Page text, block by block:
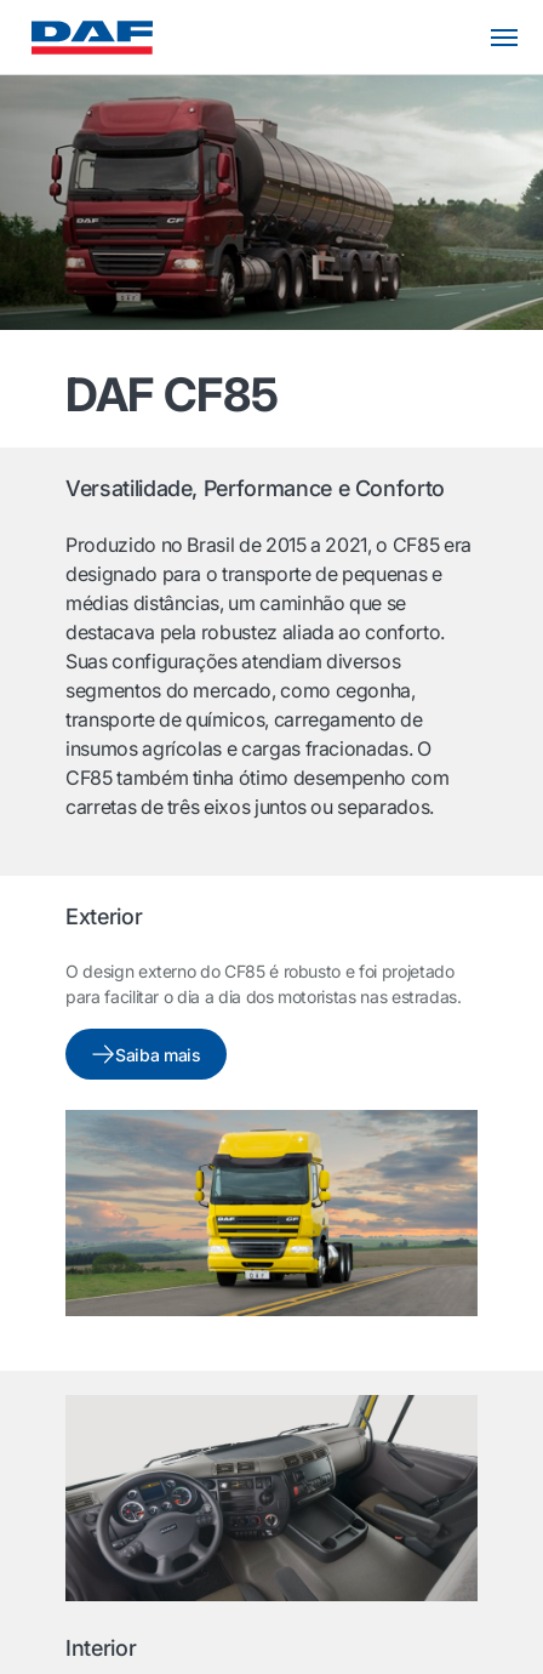
DAF CF85
Versatilidade, Performance e Conforto
Produzido no Brasil de 2015 a 2021, o CF85 era
designado para o transporte de pequenas e
médias distâncias, um caminhão que se
destacava pela robustez aliada ao conforto.
Suas configurações atendiam diversos
segmentos do mercado, como cegonha,
transporte de químicos, carregamento de
insumos agrícolas e cargas fracionadas. O
CF85 também tinha ótimo desempenho com
carretas de três eixos juntos ou separados.
Exterior
O design externo do CF85 é robusto e foi projetado
para facilitar o dia a dia dos motoristas nas estradas.
Saiba mais
Interior